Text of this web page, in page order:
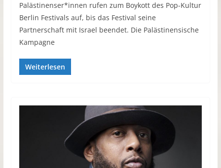
Palästinenser*innen rufen zum Boykott des Pop-Kultur
Berlin Festivals auf, bis das Festival seine
Partnerschaft mit Israel beendet. Die Palästinensische
Kampagne
Weiterlesen